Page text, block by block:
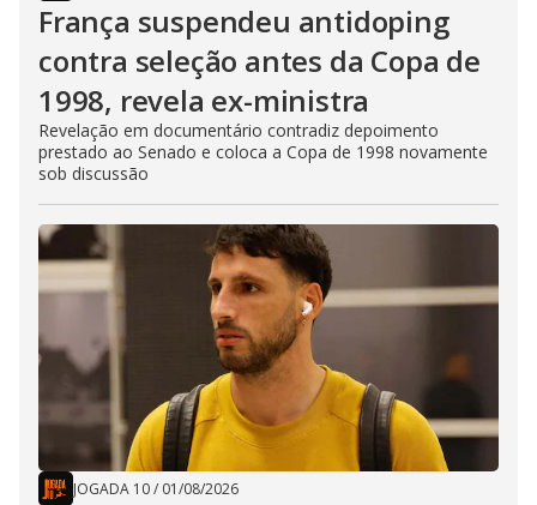
França suspendeu antidoping
contra seleção antes da Copa de
1998, revela ex-ministra
Revelação em documentário contradiz depoimento
prestado ao Senado e coloca a Copa de 1998 novamente
sob discussão
JOGADA 10/ 01/08/2026